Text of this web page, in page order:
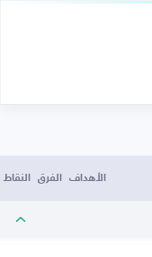
الأهداف الفرق النقاط